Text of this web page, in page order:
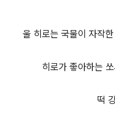
울 히로는 국물이 자작
히로가 좋아하는
떡